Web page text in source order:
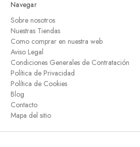
Navegar
Sobre nosotros
Nuestras Tiendas
Como comprar en nuestra web
Aviso Legal
Condiciones Generales de Contratación
Política de Privacidad
Política de Cookies
Blog
Contacto
Mapa del sitio